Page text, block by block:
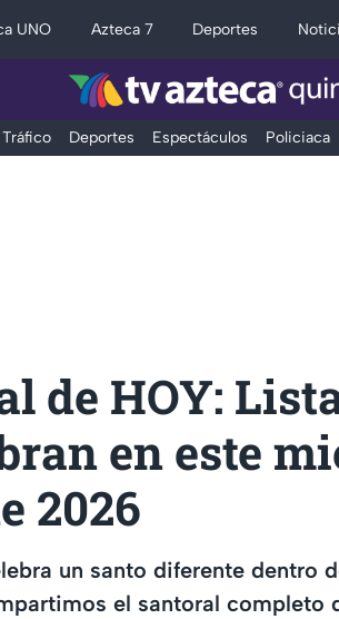
UNO Azteca 7 Deportes
Tráfico Deportes Espectáculos Policiaca
de HOY:
en este
2026
un santo diferente dentro
el santoral completo